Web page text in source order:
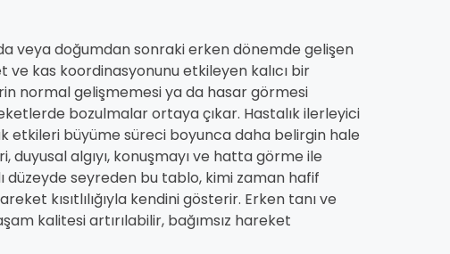
veya doğumdan sonraki erken dönemde gelişen
ve kas koordinasyonunu etkileyen kalıcı bir
normal gelişmemesi ya da hasar görmesi
bozulmalar ortaya çıkar. Hastalık ilerleyici
etkileri büyüme süreci boyunca daha belirgin hale
algıyı, konuşmayı ve hatta görme ile
seyreden bu tablo, kimi zaman hafif
kısıtlılığıyla kendini gösterir. Erken tanı ve
kalitesi artırılabilir, bağımsız hareket